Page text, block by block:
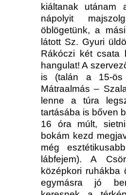
kiáltanak utánam
nápolyit
öblögetünk, a
látott Sz. Gyuri
Rákóczi két
hangulat! A
is (talán a 15-ös
Mátraalmás –
lenne a túra
tartásába is bőven
16 óra múlt,
bokám kezd
még
lábfejem). A
középkori ruhákba
egymásra jó